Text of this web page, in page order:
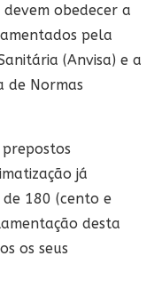
obedecer a
pela
(Anvisa) e a
de Normas
já
180 (cento e
desta
os seus